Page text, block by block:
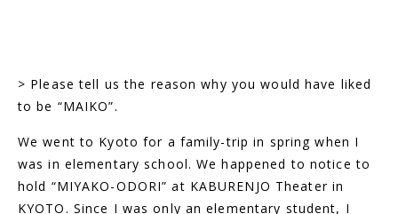
> Please tell us the reason why you would have liked
to be “MAIKO”.
We went to Kyoto for a family-trip in spring when I
was in elementary school. We happened to notice to
hold “MIYAKO-ODORI” at KABURENJO Theater in
KYOTO. Since I was only an elementary student, I